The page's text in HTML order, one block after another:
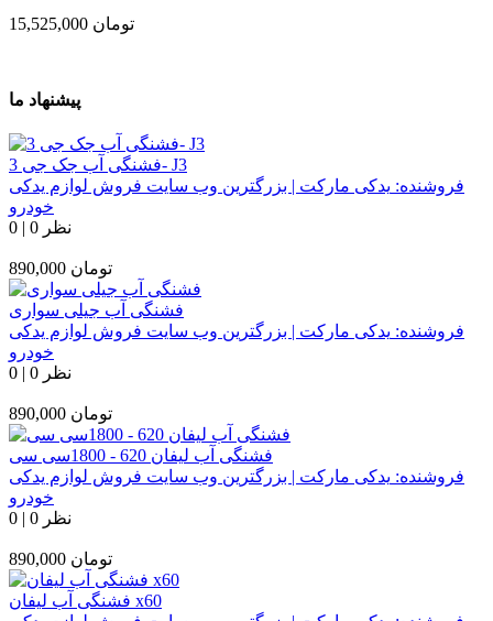
15,525,000 تومان
پیشنهاد ما
فشنگی آب جک جی 3- J3
فروشنده: یدکی مارکت | بزرگترین وب سایت فروش لوازم یدکی
خودرو
0 | 0 نظر
890,000 تومان
فشنگی آب جیلی سواری
فروشنده: یدکی مارکت | بزرگترین وب سایت فروش لوازم یدکی
خودرو
0 | 0 نظر
890,000 تومان
فشنگی آب لیفان 620 - 1800سی سی
فروشنده: یدکی مارکت | بزرگترین وب سایت فروش لوازم یدکی
خودرو
0 | 0 نظر
890,000 تومان
فشنگی آب لیفان x60